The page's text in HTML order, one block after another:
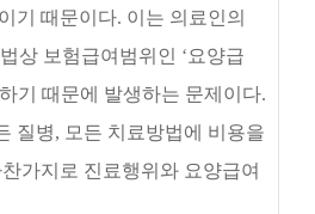
기 때문이다. 이는 의료인의
상 보험급여범위인 ‘요양급
기 때문에 발생하는 문제이다.
질병, 모든 치료방법에 비용을
가지로 진료행위와 요양급여